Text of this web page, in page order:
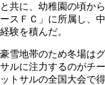
と共に、幼稚園の頃か
ースＦＣ」に所属し、
経験を積んだ。
豪雪地帯のため冬場は
サルに注力するのがチ
ットサルの全国大会で